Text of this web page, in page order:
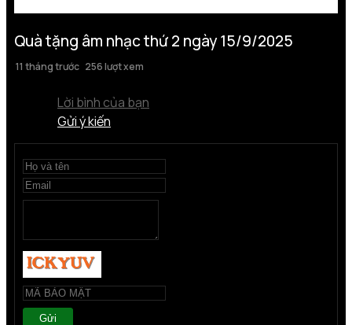
Quà tặng âm nhạc thứ 2 ngày 15/9/2025
11 tháng trước 256 lượt xem
Lời bình của bạn
Gửi ý kiến
Gửi